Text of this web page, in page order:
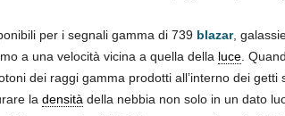
per i segnali gamma di 739 blazar,
a una velocità vicina a quella della luce.
dei raggi gamma prodotti all’interno dei getti
la densità della nebbia non solo in un dato